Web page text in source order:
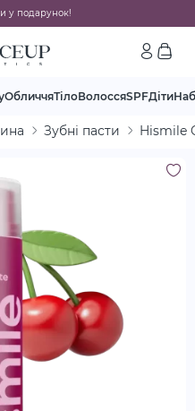
у подарунок!
ОбличчяТілоВолоссяSPFДіти
Зубні пасти Hismile